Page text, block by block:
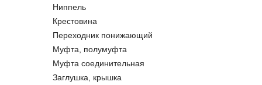
Ниппель
Крестовина
Переходник понижающий
Муфта, полумуфта
Муфта соединительная
Заглушка, крышка